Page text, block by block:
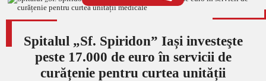
Spitalul „Sf. Spiridon” Iași investeşte
peste 17.000 de euro în servicii de
curățenie pentru curtea unității